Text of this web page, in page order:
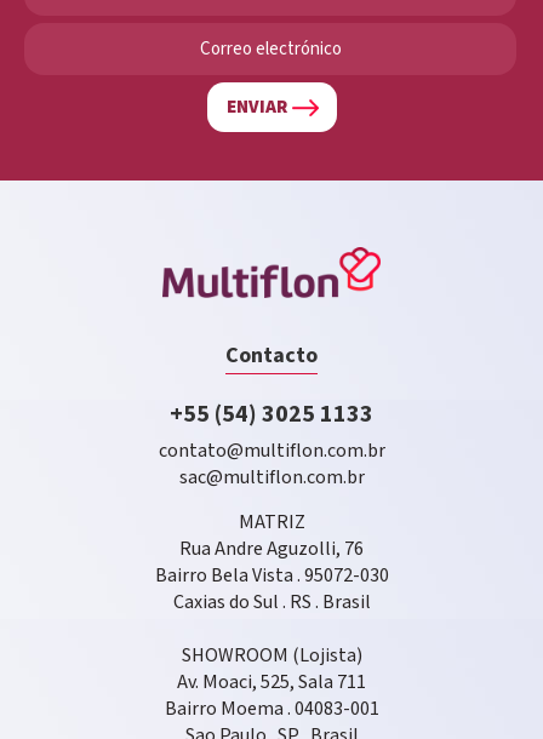
ENVIAR
Contacto
+55 (54) 3025 1133
contato@multiflon.com.br
sac@multiflon.com.br
MATRIZ
Rua Andre Aguzolli, 76
Bairro Bela Vista . 95072-030
Caxias do Sul . RS . Brasil
SHOWROOM (Lojista)
Av. Moaci, 525, Sala 711
Bairro Moema . 04083-001